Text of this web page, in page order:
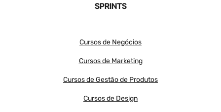
SPRINTS
Cursos de Negócios
Cursos de Marketing
Cursos de Gestão de Produtos
Cursos de Design